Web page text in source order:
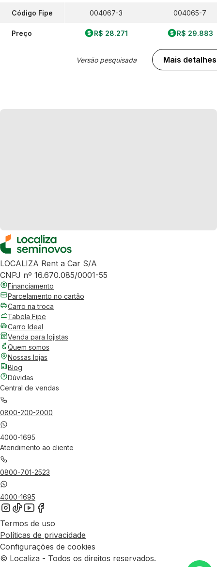
Código Fipe
Preço
004067-3
R$ 28.271
Versão pesquisada
004065-7
R$ 29.883
Mais detalhes
LOCALIZA Rent a Car S/A
CNPJ nº 16.670.085/0001-55
Financiamento
Parcelamento no cartão
Carro na troca
Tabela Fipe
Carro Ideal
Venda para lojistas
Quem somos
Nossas lojas
Blog
Dúvidas
Central de vendas
0800-200-2000
4000-1695
Atendimento ao cliente
0800-701-2523
4000-1695
Termos de uso
Políticas de privacidade
Configurações de cookies
© Localiza - Todos os direitos reservados.